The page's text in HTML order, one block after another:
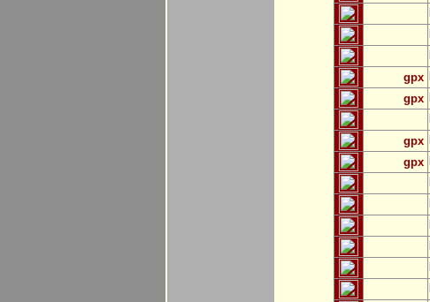
gpx
gpx
gpx
gpx